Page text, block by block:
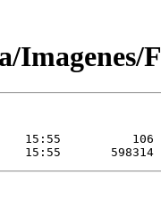
Imagenes/
15:55          106
15:55       598314